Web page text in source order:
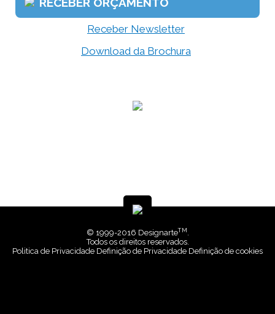
Receber Newsletter
Download da Brochura
© 1999-2016 DesignarteTM.
Todos os direitos reservados.
Politica de Privacidade Definição de Privacidade Definição de cookies